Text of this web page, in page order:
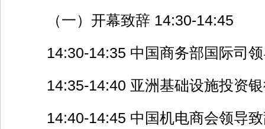
（一）开幕致辞 14:30-14:45
14:30-14:35 中国商务部国际司
14:35-14:40 亚洲基础设施投资
14:40-14:45 中国机电商会领导